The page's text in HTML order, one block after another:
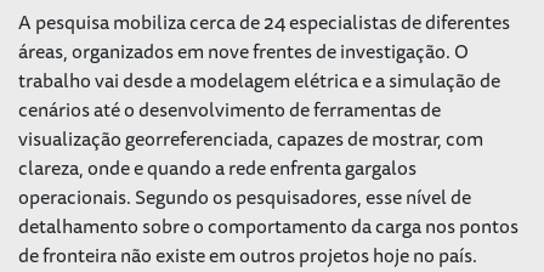
A pesquisa mobiliza cerca de 24 especialistas de diferentes
áreas, organizados em nove frentes de investigação. O
trabalho vai desde a modelagem elétrica e a simulação de
cenários até o desenvolvimento de ferramentas de
visualização georreferenciada, capazes de mostrar, com
clareza, onde e quando a rede enfrenta gargalos
operacionais. Segundo os pesquisadores, esse nível de
detalhamento sobre o comportamento da carga nos pontos
de fronteira não existe em outros projetos hoje no país.